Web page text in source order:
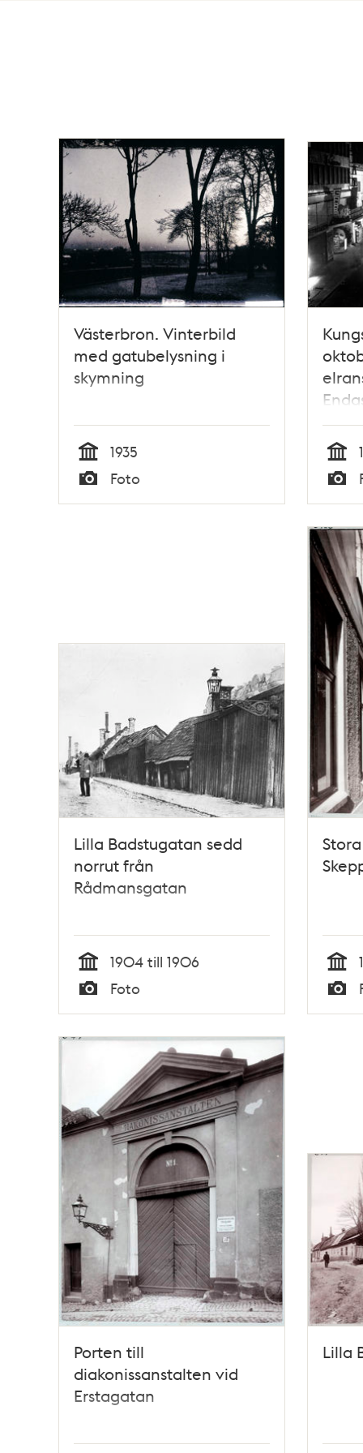
Västerbron. Vinterbild
med gatubelysning i
skymning
Tid
1935
Typ
Foto
upp
Tid
Typ
Lilla Badstugatan sedd
norrut från
Rådmansgatan
Tid
1904 till 1906
Typ
Foto Tid
Typ
Porten till
diakonissanstalten vid
Erstagatan
Lilla